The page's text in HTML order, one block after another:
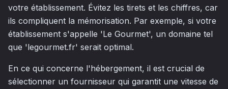
votre établissement. Évitez les tirets et les chiffres, car
ils compliquent la mémorisation. Par exemple, si votre
établissement s'appelle 'Le Gourmet', un domaine tel
que 'legourmet.fr' serait optimal.
En ce qui concerne l'hébergement, il est crucial de
sélectionner un fournisseur qui garantit une vitesse de